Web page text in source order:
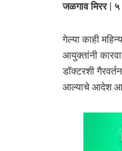
जळगाव मिरर |
गेल्या काही
आयुक्तांनी
डॉक्टरशी
आल्याचे आदेश